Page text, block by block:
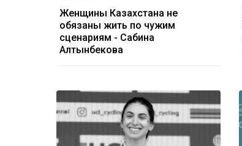
Женщины Казахстана не
обязаны жить по чужим
сценариям - Сабина
Алтынбекова